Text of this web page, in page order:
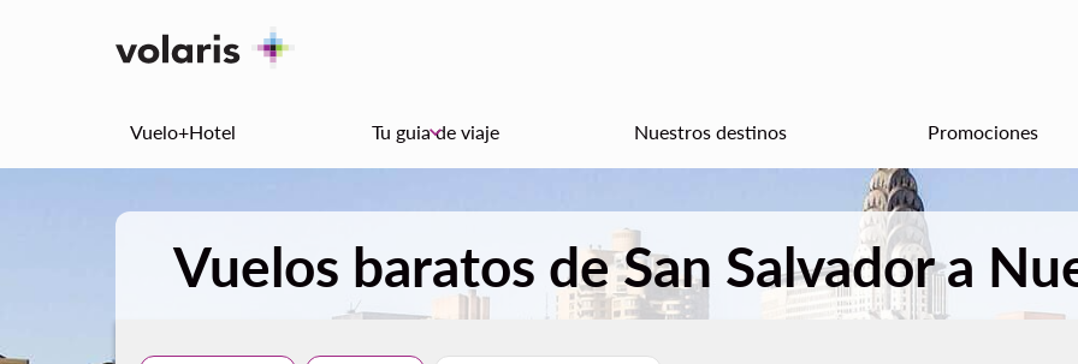
Vuelo+Hotel Tu guia de viaje
keyboard_arrow_down Nuestros destinos Promociones
Vuelos baratos de San Salvador a